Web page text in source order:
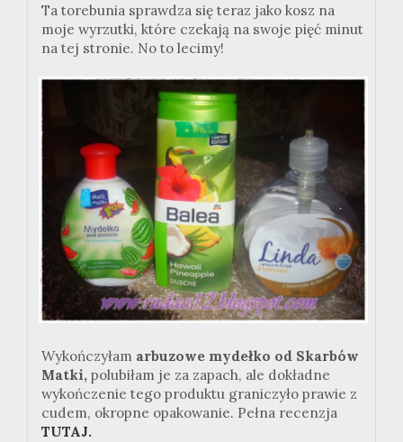
Ta torebunia sprawdza się teraz jako kosz na
moje wyrzutki, które czekają na swoje pięć minut
na tej stronie. No to lecimy!
Wykończyłam arbuzowe mydełko od Skarbów
Matki, polubiłam je za zapach, ale dokładne
wykończenie tego produktu graniczyło prawie z
cudem, okropne opakowanie. Pełna recenzja
TUTAJ.